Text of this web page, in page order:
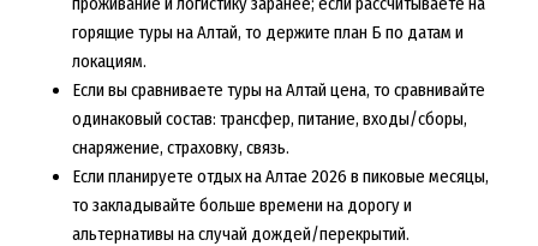
горящие туры на Алтай, то держите план Б по датам и
локациям.
Если вы сравниваете туры на Алтай цена, то сравнивайте
одинаковый состав: трансфер, питание, входы/сборы,
снаряжение, страховку, связь.
Если планируете отдых на Алтае 2026 в пиковые месяцы,
то закладывайте больше времени на дорогу и
альтернативы на случай дождей/перекрытий.